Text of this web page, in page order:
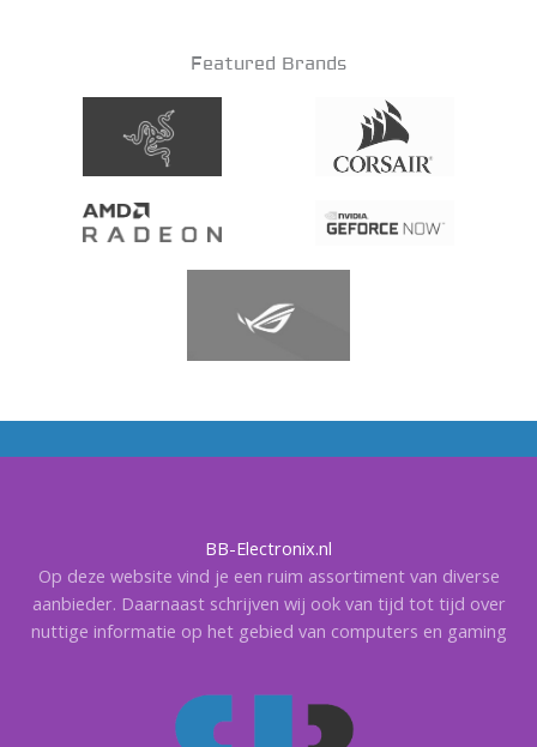
Featured Brands
BB-Electronix.nl
Op deze website vind je een ruim assortiment van diverse
aanbieder. Daarnaast schrijven wij ook van tijd tot tijd over
nuttige informatie op het gebied van computers en gaming